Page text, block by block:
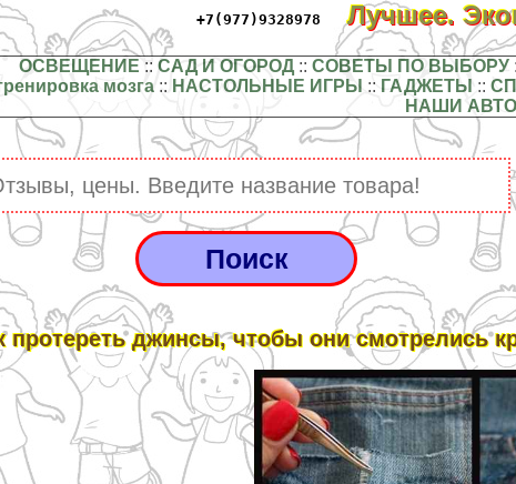
+7(977)9328978 Лучшее.
ОСВЕЩЕНИЕ :: САД И ОГОРОД:: СОВЕТЫ ПО ВЫБОРУ
мозга :: НАСТОЛЬНЫЕ ИГРЫ :: ГАДЖЕТЫ ::
НАШИ
протереть джинсы, чтобы они смотрелись